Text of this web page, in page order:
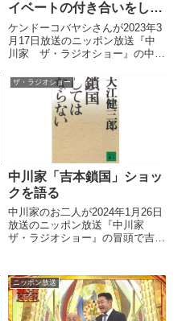
イベートの付き合いをしな
い理由を語る
ケンドーコバヤシさんが2023年3
月17日放送のニッポン放送『中
川家 ザ・ラジオショー』の中で
ガースの選手とプライベートでの
付き合いをしない理由について話
していました。
ザ・ラジオショー
中川家「吉本鎖国」ショッ
クを語る
中川家のお二人が2024年1月26日
放送のニッポン放送『中川家
ザ・ラジオショー』の冒頭で吉本
にそぐわない」「ショックだ」と
話していました。
ニッポン放送